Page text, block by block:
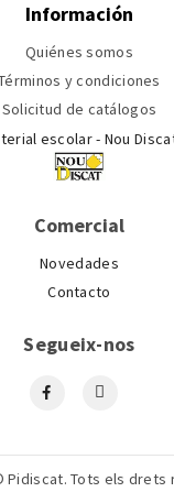
Información
Quiénes somos
y condiciones
Solicitud de catálogos
escolar - Nou
Comercial
Novedades
Contacto
Segueix-nos
Pidiscat. Tots els drets